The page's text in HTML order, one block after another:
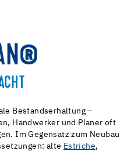
Bestandserhaltung –
Handwerker und Planer oft
Im Gegensatz zum Neubau
alte Estriche,